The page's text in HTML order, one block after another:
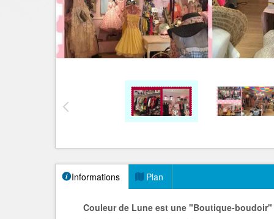
Informations Plan
Couleur de Lune est une "Boutique-boudoir"